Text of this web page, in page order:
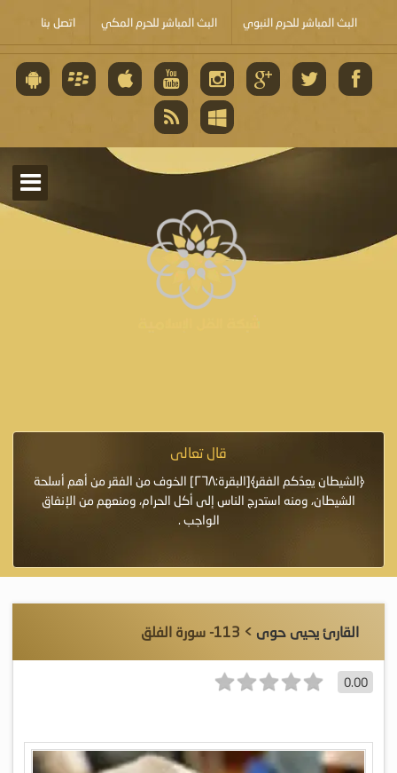
البث المباشر للحرم النبوي البث المباشر للحرم المكي اتصل بنا
قال تعالى
﴿الشيطان يعِدُكم الفقر﴾[البقرة:٢٦٨] الخوف من الفقر من أهم أسلحة
الشيطان، ومنه استدرج الناس إلى أكل الحرام، ومنعهم من الإنفاق
الواجب .
القارئ يحيى حوى > 113- سورة الفلق
0.00